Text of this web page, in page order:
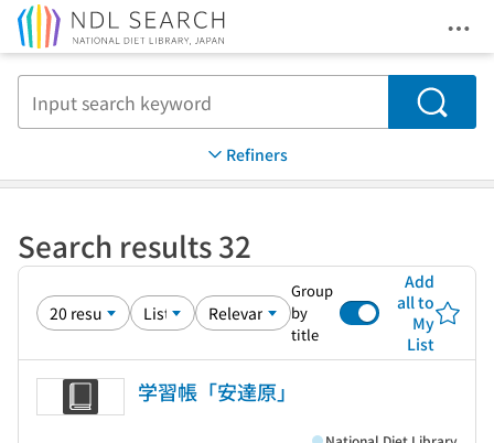
Search
Refiners
Search results 32
Group
by
title
Add
all to
My
List
学習帳「安達原」